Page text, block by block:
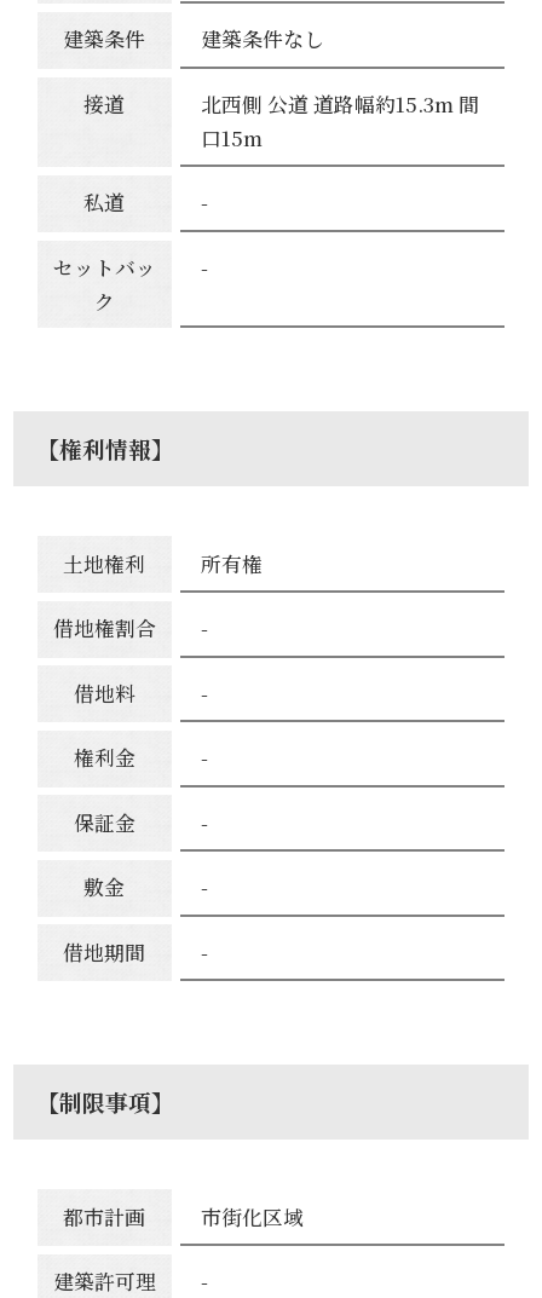
建築条件 建築条件なし
接道
北西側 公道 道路幅約15.3m 間
口15m
私道 -
セットバッ
ク
-
【権利情報】
土地権利 所有権
借地権割合 -
借地料 -
権利金 -
保証金 -
敷金 -
借地期間 -
【制限事項】
都市計画 市街化区域
建築許可理
-